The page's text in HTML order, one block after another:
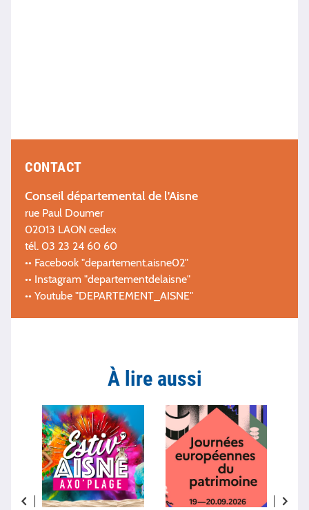
CONTACT
Conseil départemental de l'Aisne
rue Paul Doumer
02013 LAON cedex
tél. 03 23 24 60 60
•• Facebook "departement.aisne02"
•• Instagram "departementdelaisne"
•• Youtube "DEPARTEMENT_AISNE"
À lire aussi